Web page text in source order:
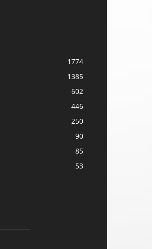
1774
1385
602
446
250
90
85
53